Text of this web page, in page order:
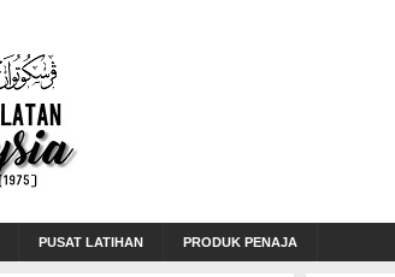
PUSAT LATIHAN PRODUK PENAJA